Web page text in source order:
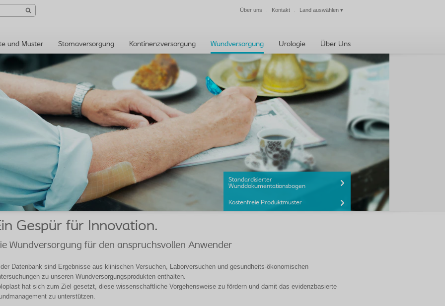
Über uns Kontakt Land auswählen ▾
und Muster Stomaversorgung Kontinenzversorgung Wundversorgung Urologie Über Uns
Standardisierter
Wunddokumentationsbogen
Kostenfreie Produktmuster
Gespür für Innovation.
Wundversorgung für den anspruchsvollen Anwender
Datenbank sind Ergebnisse aus klinischen Versuchen, Laborversuchen und gesundheits-ökonomischen
zu unseren Wundversorgungsprodukten enthalten.
hat sich zum Ziel gesetzt, diese wissenschaftliche Vorgehensweise zu fördern und damit das evidenzbasierte
zu unterstützen.